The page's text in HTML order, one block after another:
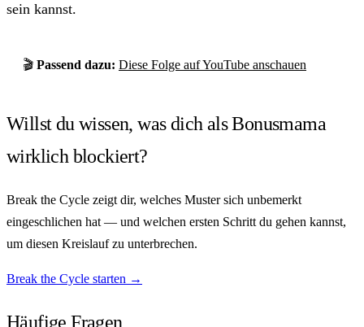
sein kannst.
🎬 Passend dazu: Diese Folge auf YouTube anschauen
Willst du wissen, was dich als Bonusmama
wirklich blockiert?
Break the Cycle zeigt dir, welches Muster sich unbemerkt
eingeschlichen hat — und welchen ersten Schritt du gehen kannst,
um diesen Kreislauf zu unterbrechen.
Break the Cycle starten →
Häufige Fragen